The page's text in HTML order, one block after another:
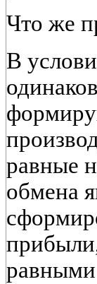
Что же
В
равные
обмена
равными